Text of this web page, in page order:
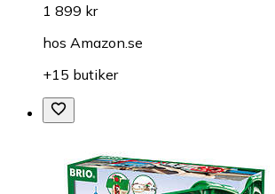
1 899 kr
hos Amazon.se
+15 butiker